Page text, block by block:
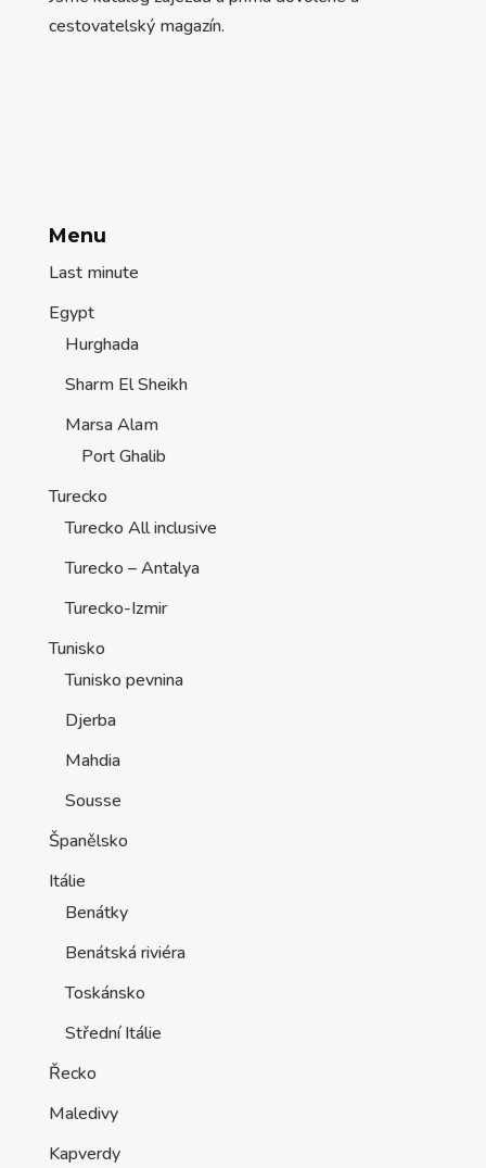
cestovatelský magazín.
Menu
Last minute
Egypt
Hurghada
Sharm El Sheikh
Marsa Alam
Port Ghalib
Turecko
Turecko All inclusive
Turecko – Antalya
Turecko-Izmir
Tunisko
Tunisko pevnina
Djerba
Mahdia
Sousse
Španělsko
Itálie
Benátky
Benátská riviéra
Toskánsko
Střední Itálie
Řecko
Maledivy
Kapverdy